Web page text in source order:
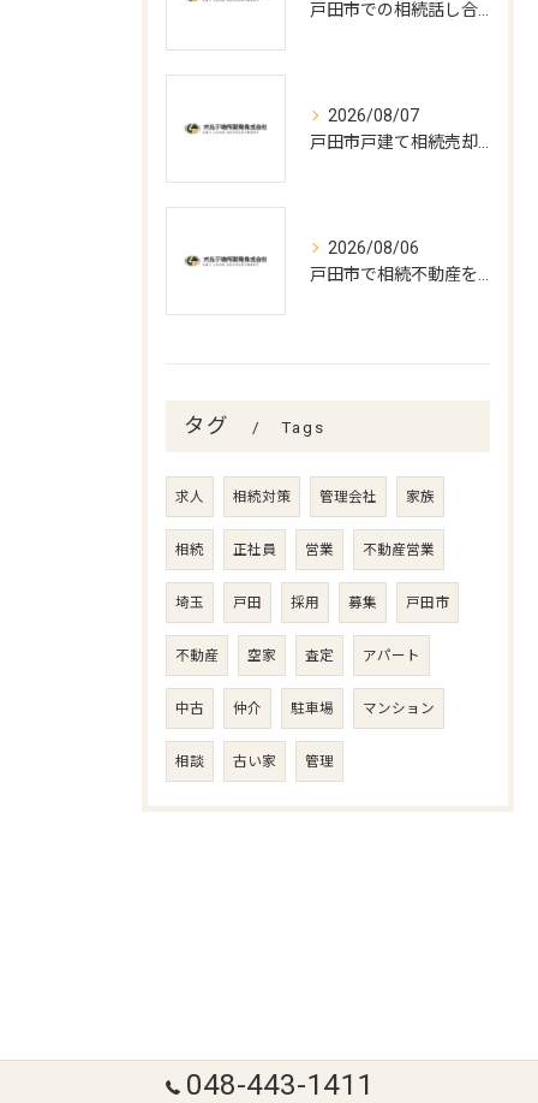
2026/08/07
2026/08/06
タグ Tags
求人 相続対策 管理会社 家族
相続 正社員 営業 不動産営業
埼玉 戸田 採用 募集 戸田市
不動産 空家 査定 アパート
中古 仲介 駐車場 マンション
相談 古い家 管理
048-443-1411